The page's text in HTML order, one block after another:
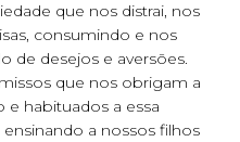
que nos distrai, nos
consumindo e nos
de desejos e aversões.
que nos obrigam a
habituados a essa
a nossos filhos